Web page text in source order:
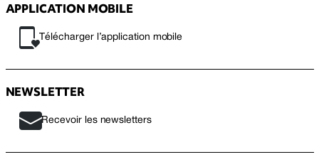
APPLICATION MOBILE
Télécharger l’application mobile
NEWSLETTER
Recevoir les newsletters